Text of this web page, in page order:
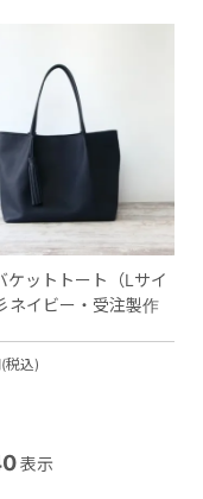
ケットトート（Lサイ
ネイビー・受注製作
税込)
表示